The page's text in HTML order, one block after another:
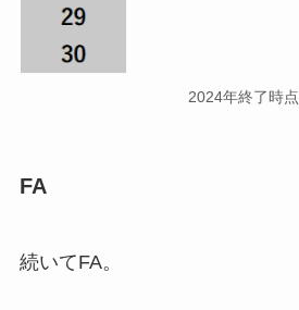
2024年終了時点
FA
続いてFA。